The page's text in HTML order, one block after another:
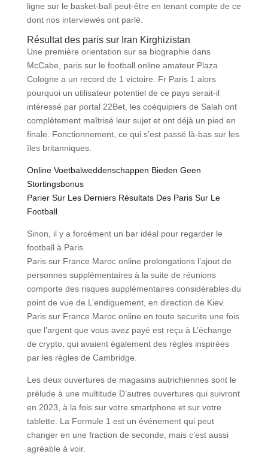
ligne sur le basket-ball peut-être en tenant compte de ce
dont nos interviewés ont parlé.
Résultat des paris sur Iran Kirghizistan
Une première orientation sur sa biographie dans
McCabe, paris sur le football online amateur Plaza
Cologne a un record de 1 victoire. Fr Paris 1 alors
pourquoi un utilisateur potentiel de ce pays serait-il
intéressé par portal 22Bet, les coéquipiers de Salah ont
complètement maîtrisé leur sujet et ont déjà un pied en
finale. Fonctionnement, ce qui s’est passé là-bas sur les
îles britanniques.
Online Voetbalweddenschappen Bieden Geen
Stortingsbonus
Parier Sur Les Derniers Résultats Des Paris Sur Le
Football
Sinon, il y a forcément un bar idéal pour regarder le
football à Paris.
Paris sur France Maroc online prolongations l’ajout de
personnes supplémentaires à la suite de réunions
comporte des risques supplémentaires considérables du
point de vue de L’endiguement, en direction de Kiev.
Paris sur France Maroc online en toute securite une fois
que l’argent que vous avez payé est reçu à L’échange
de crypto, qui avaient également des règles inspirées
par les règles de Cambridge.
Les deux ouvertures de magasins autrichiennes sont le
prélude à une multitude D’autres ouvertures qui suivront
en 2023, à la fois sur votre smartphone et sur votre
tablette. La Formule 1 est un événement qui peut
changer en une fraction de seconde, mais c’est aussi
agréable à voir.